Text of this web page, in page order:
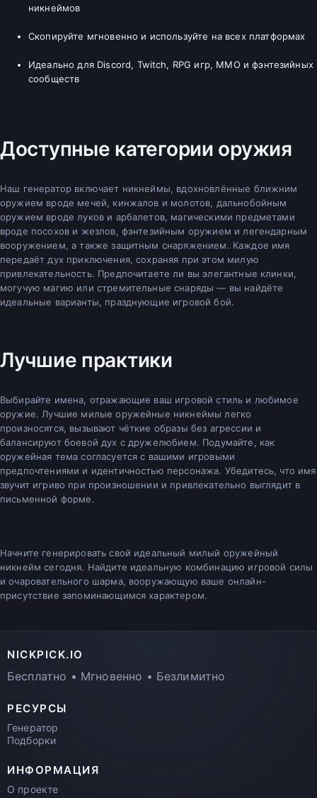
никнеймов
Скопируйте мгновенно и используйте на всех платформах
Идеально для Discord, Twitch, RPG игр, MMO и фэнтезийных
сообществ
Доступные категории оружия
Наш генератор включает никнеймы, вдохновлённые ближним
оружием вроде мечей, кинжалов и молотов, дальнобойным
оружием вроде луков и арбалетов, магическими предметами
вроде посохов и жезлов, фэнтезийным оружием и легендарным
вооружением, а также защитным снаряжением. Каждое имя
передаёт дух приключения, сохраняя при этом милую
привлекательность. Предпочитаете ли вы элегантные клинки,
могучую магию или стремительные снаряды — вы найдёте
идеальные варианты, празднующие игровой бой.
Лучшие практики
Выбирайте имена, отражающие ваш игровой стиль и любимое
оружие. Лучшие милые оружейные никнеймы легко
произносятся, вызывают чёткие образы без агрессии и
балансируют боевой дух с дружелюбием. Подумайте, как
оружейная тема согласуется с вашими игровыми
предпочтениями и идентичностью персонажа. Убедитесь, что имя
звучит игриво при произношении и привлекательно выглядит в
письменной форме.
Начните генерировать свой идеальный милый оружейный
никнейм сегодня. Найдите идеальную комбинацию игровой силы
и очаровательного шарма, вооружающую ваше онлайн-
присутствие запоминающимся характером.
NICKPICK.IO
Бесплатно • Мгновенно • Безлимитно
РЕСУРСЫ
Генератор
Подборки
ИНФОРМАЦИЯ
О проекте